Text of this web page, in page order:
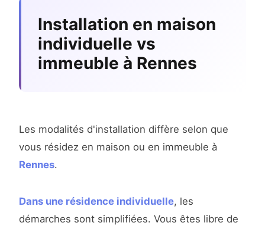
Installation en maison
individuelle vs
immeuble à Rennes
Les modalités d'installation diffère selon que
vous résidez en maison ou en immeuble à
Rennes.
Dans une résidence individuelle, les
démarches sont simplifiées. Vous êtes libre de